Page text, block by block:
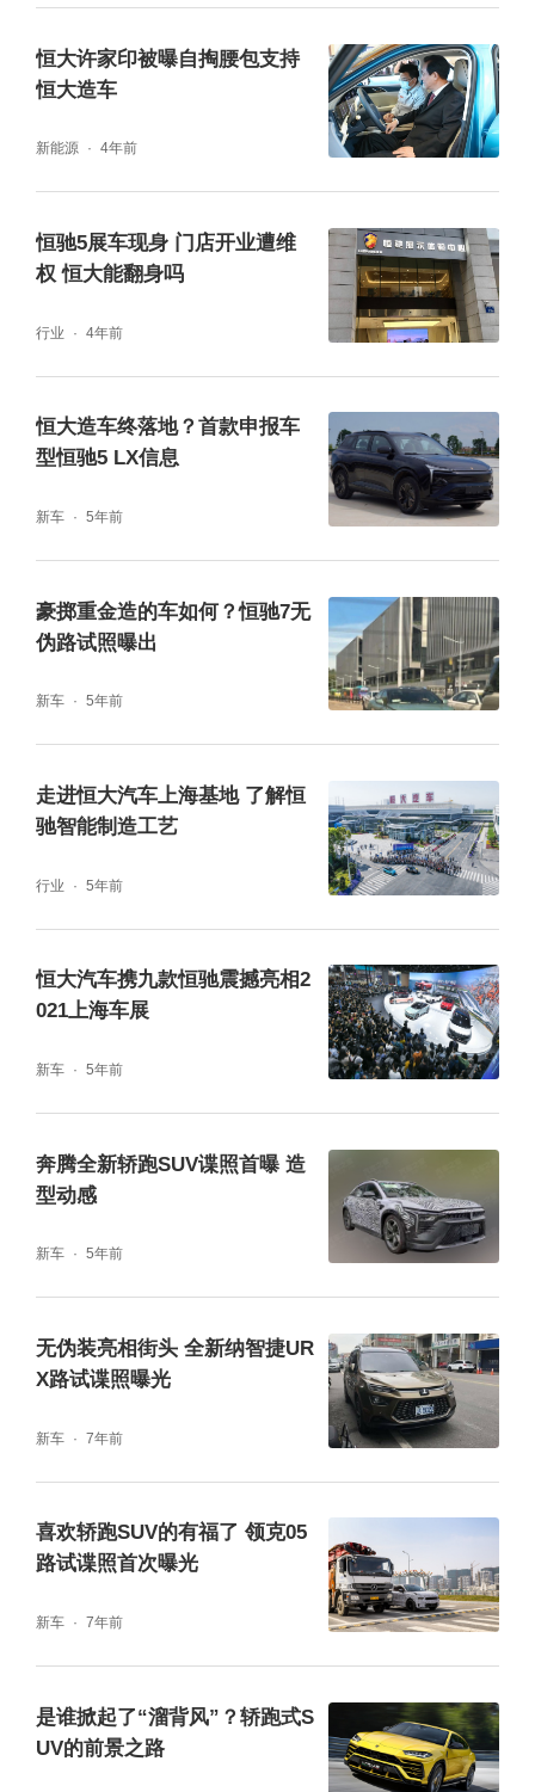
恒大许家印被曝自掏腰包支持
恒大造车
新能源 4年前
恒驰5展车现身 门店开业遭维
权 恒大能翻身吗
行业 4年前
恒大造车终落地？首款申报车
型恒驰5 LX信息
新车 5年前
豪掷重金造的车如何？恒驰7无
伪路试照曝出
新车 5年前
走进恒大汽车上海基地 了解恒
驰智能制造工艺
行业 5年前
恒大汽车携九款恒驰震撼亮相2
021上海车展
新车 5年前
奔腾全新轿跑SUV谍照首曝 造
型动感
新车 5年前
无伪装亮相街头 全新纳智捷UR
X路试谍照曝光
新车 7年前
喜欢轿跑SUV的有福了 领克05
路试谍照首次曝光
新车 7年前
是谁掀起了“溜背风”？轿跑式S
UV的前景之路